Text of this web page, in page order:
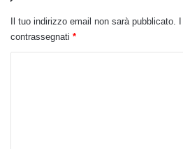
Il tuo indirizzo email non sarà pubblicato.
contrassegnati *